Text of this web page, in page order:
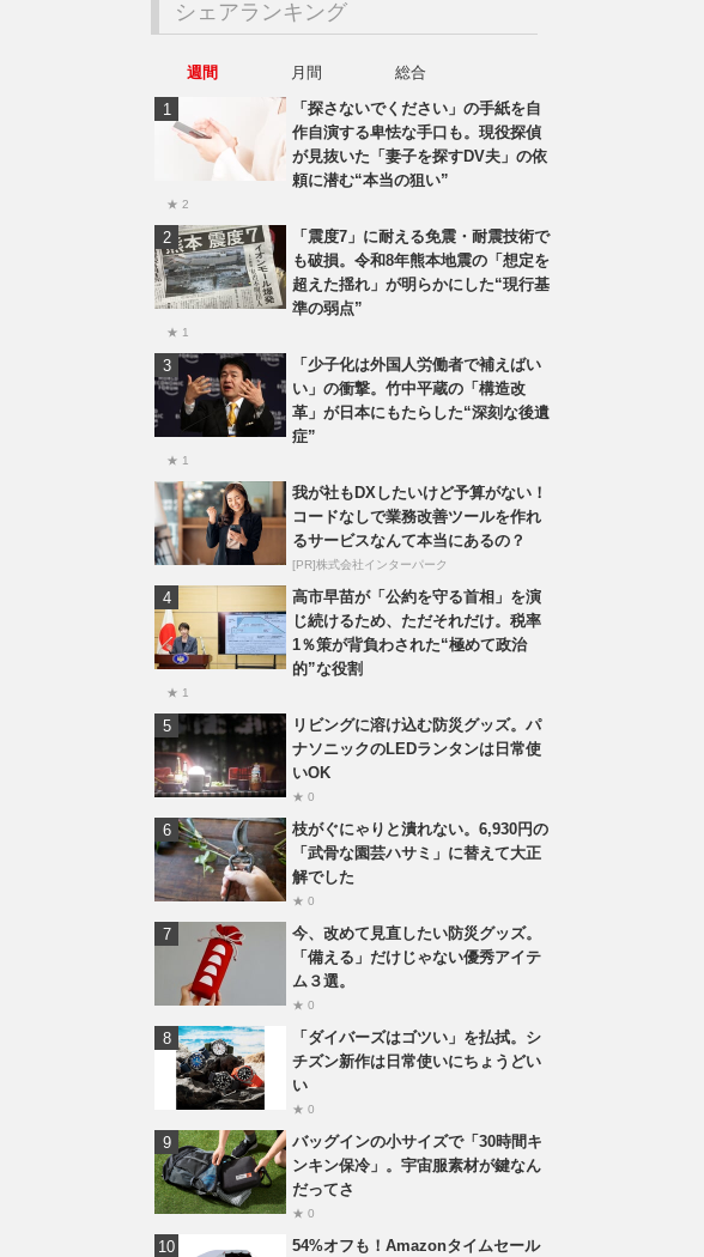
シェアランキング
週間 月間
総合
「探さないでください」の手紙を自
作自演する卑怯な手口も。現役探偵
が見抜いた「妻子を探すDV夫」の依
頼に潜む“本当の狙い”
★ 2
「震度7」に耐える免震・耐震技術で
も破損。令和8年熊本地震の「想定を
超えた揺れ」が明らかにした“現行基
準の弱点”
★ 1
「少子化は外国人労働者で補えばい
い」の衝撃。竹中平蔵の「構造改
革」が日本にもたらした“深刻な後遺
症”
★ 1
我が社もDXしたいけど予算がない！
コードなしで業務改善ツールを作れ
るサービスなんて本当にあるの？
[PR]株式会社インターパーク
高市早苗が「公約を守る首相」を演
じ続けるため、ただそれだけ。税率
1％策が背負わされた“極めて政治
的”な役割
★ 1
リビングに溶け込む防災グッズ。パ
ナソニックのLEDランタンは日常使
いOK
★ 0
枝がぐにゃりと潰れない。6,930円の
「武骨な園芸ハサミ」に替えて大正
解でした
★ 0
今、改めて見直したい防災グッズ。
「備える」だけじゃない優秀アイテ
ム３選。
★ 0
「ダイバーズはゴツい」を払拭。シ
チズン新作は日常使いにちょうどい
い
★ 0
バッグインの小サイズで「30時間キ
ンキン保冷」。宇宙服素材が鍵なん
だってさ
★ 0
54%オフも！Amazonタイムセール